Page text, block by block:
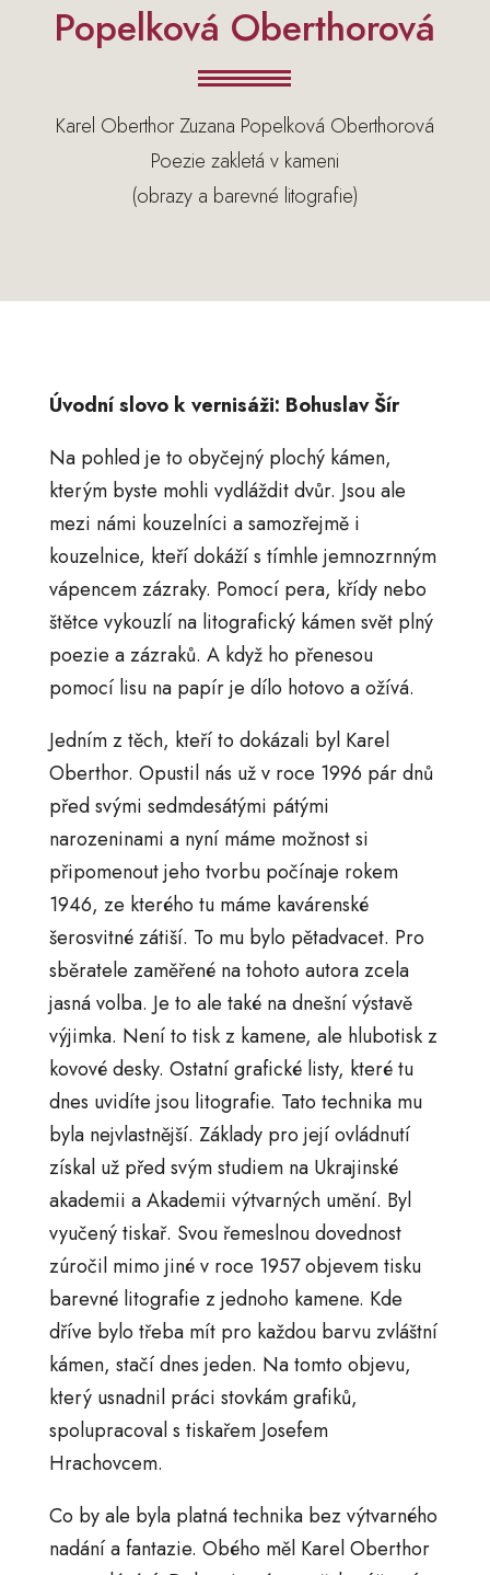
Popelková Oberthorová
Karel Oberthor Zuzana Popelková Oberthorová
Poezie zakletá v kameni
(obrazy a barevné litografie)
Úvodní slovo k vernisáži: Bohuslav Šír
Na pohled je to obyčejný plochý kámen,
kterým byste mohli vydláždit dvůr. Jsou ale
mezi námi kouzelníci a samozřejmě i
kouzelnice, kteří dokáží s tímhle jemnozrnným
vápencem zázraky. Pomocí pera, křídy nebo
štětce vykouzlí na litografický kámen svět plný
poezie a zázraků. A když ho přenesou
pomocí lisu na papír je dílo hotovo a ožívá.
Jedním z těch, kteří to dokázali byl Karel
Oberthor. Opustil nás už v roce 1996 pár dnů
před svými sedmdesátými pátými
narozeninami a nyní máme možnost si
připomenout jeho tvorbu počínaje rokem
1946, ze kterého tu máme kavárenské
šerosvitné zátiší. To mu bylo pětadvacet. Pro
sběratele zaměřené na tohoto autora zcela
jasná volba. Je to ale také na dnešní výstavě
výjimka. Není to tisk z kamene, ale hlubotisk z
kovové desky. Ostatní grafické listy, které tu
dnes uvidíte jsou litografie. Tato technika mu
byla nejvlastnější. Základy pro její ovládnutí
získal už před svým studiem na Ukrajinské
akademii a Akademii výtvarných umění. Byl
vyučený tiskař. Svou řemeslnou dovednost
zúročil mimo jiné v roce 1957 objevem tisku
barevné litografie z jednoho kamene. Kde
dříve bylo třeba mít pro každou barvu zvláštní
kámen, stačí dnes jeden. Na tomto objevu,
který usnadnil práci stovkám grafiků,
spolupracoval s tiskařem Josefem
Hrachovcem.
Co by ale byla platná technika bez výtvarného
nadání a fantazie. Obého měl Karel Oberthor